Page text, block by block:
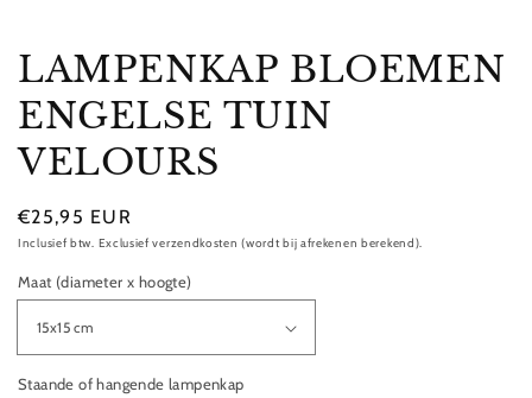
LAMPENKAP BLOEMEN
ENGELSE TUIN
VELOURS
Normale
prijs
€25,95 EUR
Inclusief btw. Exclusief verzendkosten (wordt bij afrekenen berekend).
Maat (diameter x hoogte)
Staande of hangende lampenkap